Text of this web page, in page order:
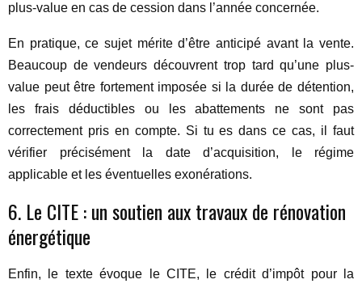
plus-value en cas de cession dans l’année concernée.
En pratique, ce sujet mérite d’être anticipé avant la vente.
Beaucoup de vendeurs découvrent trop tard qu’une plus-
value peut être fortement imposée si la durée de détention,
les frais déductibles ou les abattements ne sont pas
correctement pris en compte. Si tu es dans ce cas, il faut
vérifier précisément la date d’acquisition, le régime
applicable et les éventuelles exonérations.
6. Le CITE : un soutien aux travaux de rénovation
énergétique
Enfin, le texte évoque le CITE, le crédit d’impôt pour la